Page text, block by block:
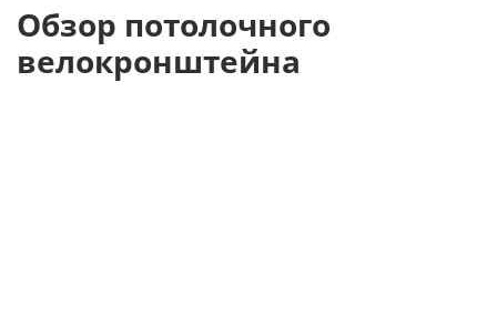
Обзор потолочного
велокронштейна